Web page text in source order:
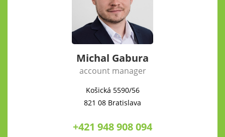
Michal Gabura
account manager
Košická 5590/56
821 08 Bratislava
+421 948 908 094